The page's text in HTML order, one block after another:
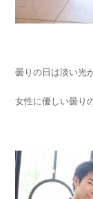
曇りの日は淡い光
女性に優しい曇り